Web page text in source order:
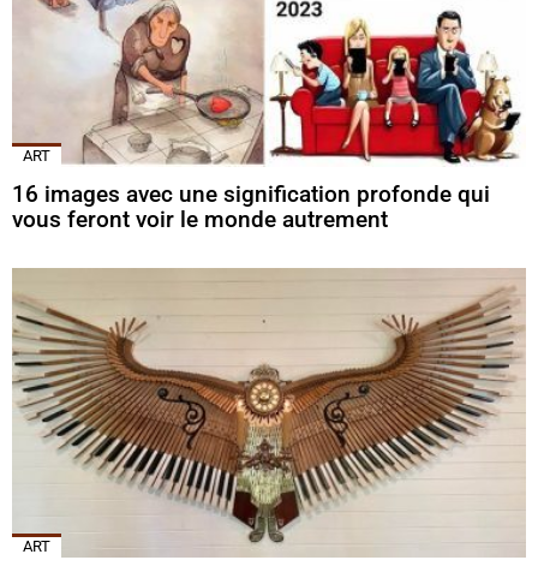
ART
16 images avec une signification profonde qui
vous feront voir le monde autrement
ART